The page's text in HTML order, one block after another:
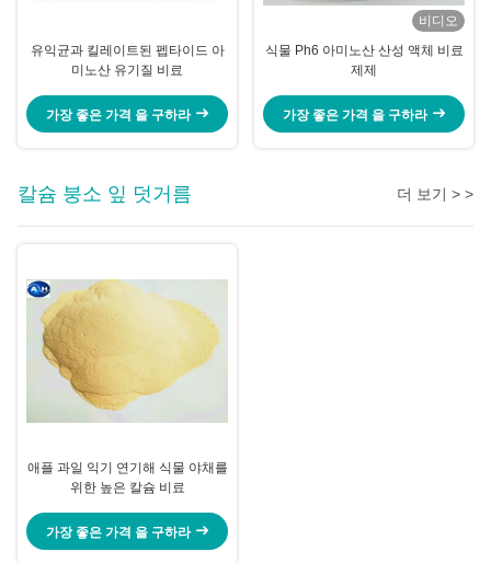
유익균과 킬레이트된 펩타이드 아
미노산 유기질 비료
가장 좋은 가격 을 구하라
비디오
식물 Ph6 아미노산 산성 액체 비료
제제
가장 좋은 가격 을 구하라
칼슘 붕소 잎 덧거름 더 보기 > >
애플 과일 익기 연기해 식물 야채를
위한 높은 칼슘 비료
가장 좋은 가격 을 구하라